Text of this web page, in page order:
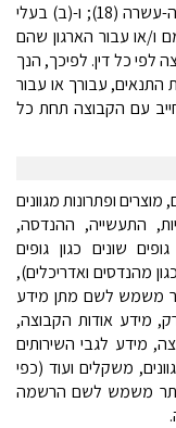
האתר מיועד ליחידים שהם: (א) מעל גיל שמונה-עשרה (18); ו-(ב) בעלי
או עבור הארגון שהם
לפי כל דין. לפיכך, הנך
עבורך או עבור
עם הקבוצה תחת כל
ופתרונות מגוונים
התעשייה, ההנדסה,
שונים כגון גופים
מהנדסים ואדריכלים),
משמש לשם מתן מידע
מידע אודות הקבוצה,
מידע לגבי השירותים
משקלים ועוד (כפי
האתר משמש לשם הרשמה